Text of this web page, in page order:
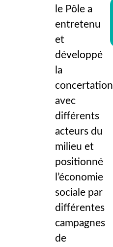
le Pôle a
entretenu
et
développé
la
concertation
avec
différents
acteurs du
milieu et
positionné
l’économie
sociale par
différentes
campagnes
de